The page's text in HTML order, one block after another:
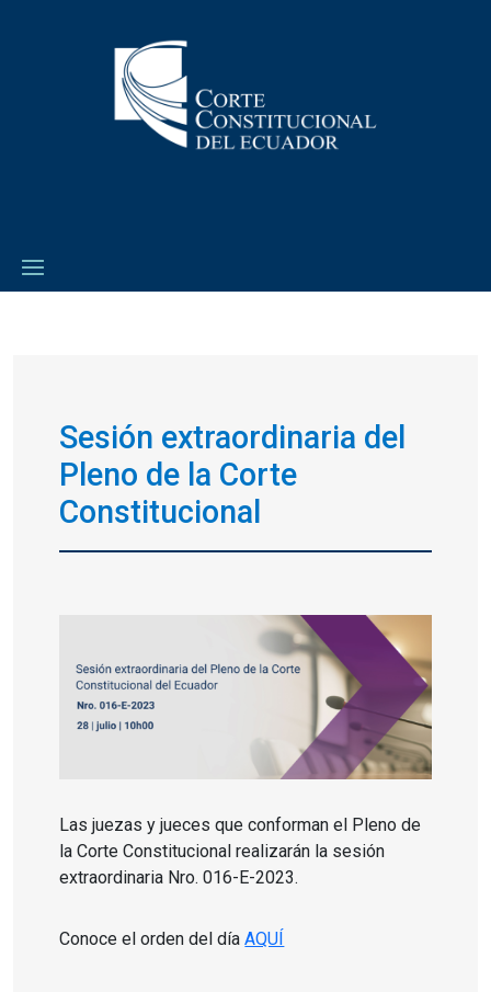
Sesión extraordinaria del
Pleno de la Corte
Constitucional
Las juezas y jueces que conforman el Pleno de
la Corte Constitucional realizarán la sesión
extraordinaria Nro. 016-E-2023.
Conoce el orden del díaAQUÍ